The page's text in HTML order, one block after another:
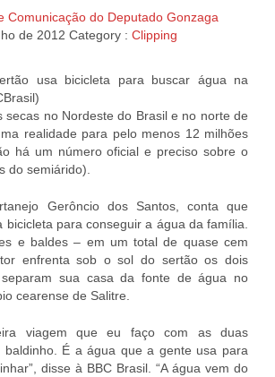
Comunicação do Deputado Gonzaga
de 2012 Category : Clipping
secas no Nordeste do Brasil e no norte de
realidade para pelo menos 12 milhões
há um número oficial e preciso sobre o
do semiárido).
Gerôncio dos Santos, conta que
bicicleta para conseguir a água da família.
e baldes – em um total de quase cem
enfrenta sob o sol do sertão os dois
sua casa da fonte de água no
cearense de Salitre.
viagem que eu faço com as duas
baldinho. É a água que a gente usa para
disse à BBC Brasil. “A água vem do